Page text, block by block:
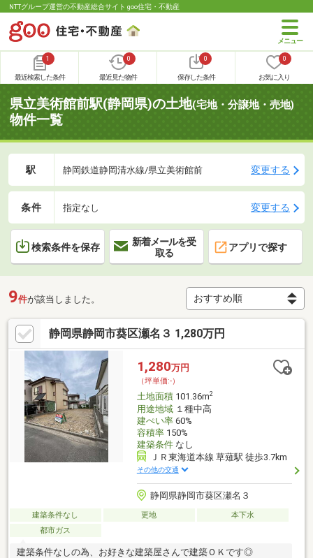
NTTグループ運営の不動産総合サイト goo住宅・不動産
1
最近検索した条件
0
最近見た物件
0
保存した条件
0
お気に入り
県立美術館前駅(静岡県)の土地(宅地・分譲地・売地)
物件一覧
駅 静岡鉄道静岡清水線/県立美術館前 変更する
条件 指定なし 変更する
検索条件を保存
新着メールを受
取る
アプリで探す
9件が該当しました。
静岡県静岡市葵区瀬名３ 1,280万円
1,280万円
（坪単価:-）
土地面積101.36m2
用途地域１種中高
建ぺい率60%
容積率150%
建築条件なし
ＪＲ東海道本線 草薙駅 徒歩3.7km
その他の交通
静岡県静岡市葵区瀬名３
建築条件なし 更地
本下水
都市ガス
建築条件なしの為、お好きな建築屋さんで建築ＯＫです◎